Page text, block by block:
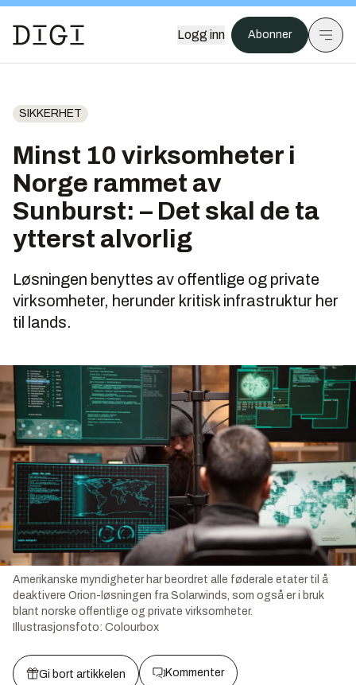
Logg inn Abonner
SIKKERHET
Minst 10 virksomheter i
Norge rammet av
Sunburst: – Det skal de ta
ytterst alvorlig
Løsningen benyttes av offentlige og private
virksomheter, herunder kritisk infrastruktur her
til lands.
Amerikanske myndigheter har beordret alle føderale etater til å
deaktivere Orion-løsningen fra Solarwinds, som også er i bruk
blant norske offentlige og private virksomheter.
Illustrasjonsfoto: Colourbox
Gi bort artikkelen Kommenter